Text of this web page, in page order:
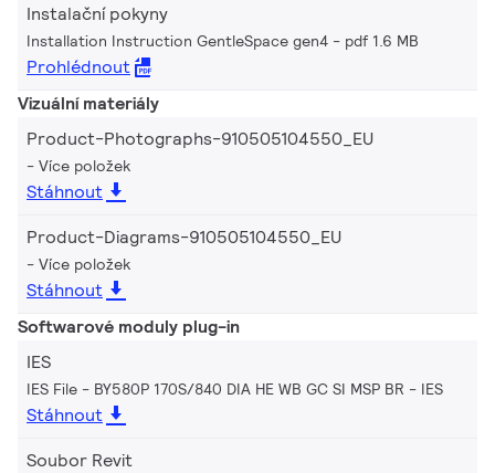
Instalační pokyny
Installation Instruction GentleSpace gen4 pdf 1.6 MB
Prohlédnout
Vizuální materiály
Product-Photographs-910505104550_EU
Více položek
Stáhnout
Product-Diagrams-910505104550_EU
Více položek
Stáhnout
Softwarové moduly plug-in
IES
IES File - BY580P 170S/840 DIA HE WB GC SI MSP BR IES
Stáhnout
Soubor Revit